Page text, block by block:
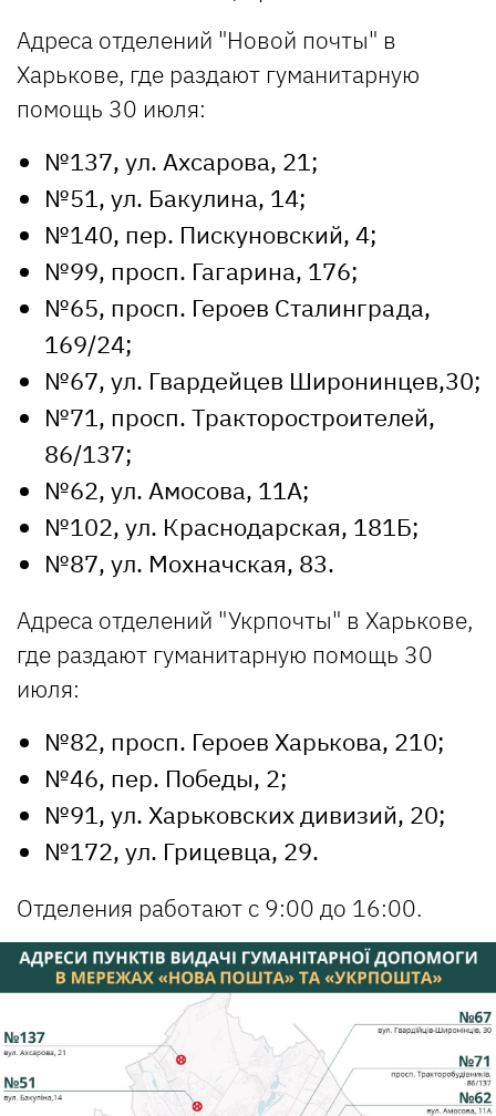
Адреса отделений "Новой почты" в
Харькове, где раздают гуманитарную
помощь 30 июля:
№137, ул. Ахсарова, 21;
№51, ул. Бакулина, 14;
№140, пер. Пискуновский, 4;
№99, просп. Гагарина, 176;
№65, просп. Героев Сталинграда,
169/24;
№67, ул. Гвардейцев Широнинцев,30;
№71, просп. Тракторостроителей,
86/137;
№62, ул. Амосова, 11А;
№102, ул. Краснодарская, 181Б;
№87, ул. Мохначская, 83.
Адреса отделений "Укрпочты" в Харькове,
где раздают гуманитарную помощь 30
июля:
№82, просп. Героев Харькова, 210;
№46, пер. Победы, 2;
№91, ул. Харьковских дивизий, 20;
№172, ул. Грицевца, 29.
Отделения работают с 9:00 до 16:00.